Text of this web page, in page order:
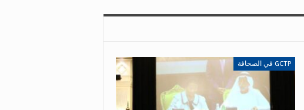
GCTP في الصحافة